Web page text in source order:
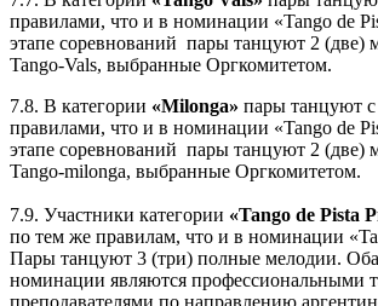
правилами, что и в номинации «Tango de
этапе соревнований пары танцуют 2 (две)
Tango-Vals, выбранные Оргкомитетом.
7.8. В категории «Milonga» пары танцуют
правилами, что и в номинации «Tango de
этапе соревнований пары танцуют 2 (две)
Tango-milonga, выбранные Оргкомитетом.
7.9. Участники категории «Tango de Pista
по тем же правилам, что и в номинации
Пары танцуют 3 (три) полные мелодии. Оба
номинации являются профессиональными